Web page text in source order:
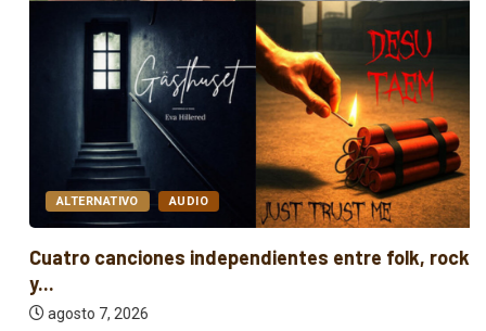
ALTERNATIVO AUDIO
Cuatro canciones independientes entre folk, rock
y...
agosto 7, 2026